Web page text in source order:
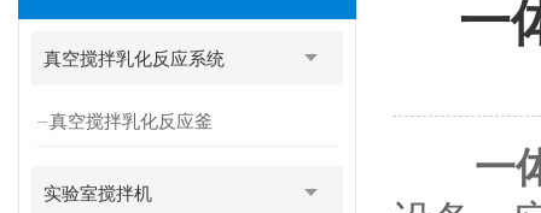
真空搅拌乳化反应系统
真空搅拌乳化反应釜
实验室搅拌机
一
一